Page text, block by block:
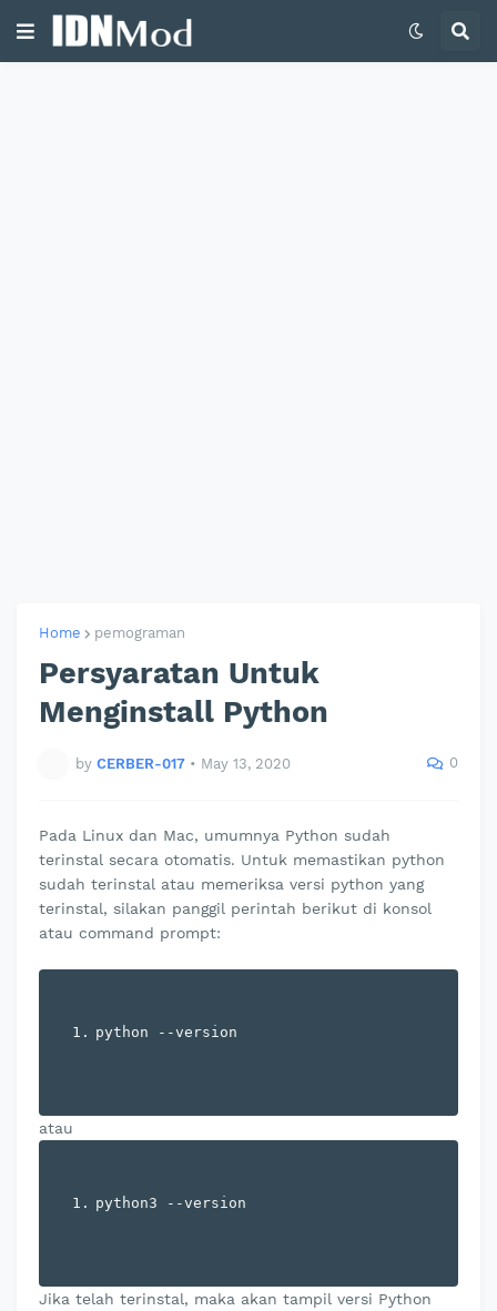
Home pemograman
Persyaratan Untuk
Menginstall Python
by CERBER-017 • May 13, 2020 0
Pada Linux dan Mac, umumnya Python sudah
terinstal secara otomatis. Untuk memastikan python
sudah terinstal atau memeriksa versi python yang
terinstal, silakan panggil perintah berikut di konsol
atau command prompt:
python --version
atau
python3 --version
Jika telah terinstal, maka akan tampil versi Python